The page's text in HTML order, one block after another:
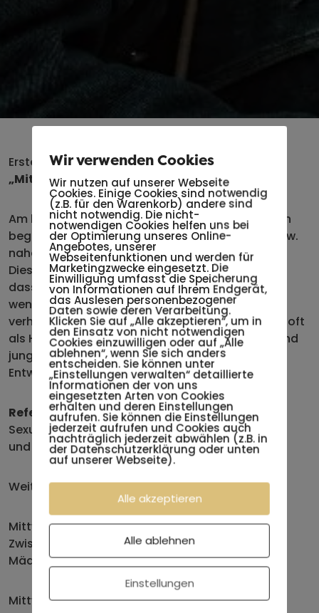
Erster Teil der 3-teiligen Vortragsreihe:
„Mit meiner Tochter durch die Pubertät“
Am langsamen Übergang zum Erwachsenwerden
beginnen junge Menschen sich von den Eltern bzw.
nahen Bezugspersonen abzugrenzen.
Diese Entwicklungsaufgabe zeigt sich oft darin,
dass Themen wie Sexualität oder Emotionalität
weniger oder gar nicht mehr mit den Eltern
verhandelt werden. Wie können Eltern mit dieser oft
als Herausforderung erlebten Phase umgehen und
junge Mädchen positiv in ihrer (sexuellen)
Entwicklung begleiten?
Referentin: Adriane Krem, MSc
Sexualpädagogin, Sexualberaterin, Dipl. Lebens-
und Sozialberaterin
Weitere Termine:
Mittwoch, 19. März 2025
Zwischen inneren und äußeren Bildern: Mein
Mädchen und seine Selbstwahrnehmung
Mittwoch, 26. März 2025
Wir verwenden Cookies
Wir nutzen auf unserer Webseite
Cookies. Einige Cookies sind notwendig
(z.B. für den Warenkorb) andere sind
nicht notwendig. Die nicht-
notwendigen Cookies helfen uns bei
der Optimierung unseres Online-
Angebotes, unserer
Webseitenfunktionen und werden für
Marketingzwecke eingesetzt. Die
Einwilligung umfasst die Speicherung
von Informationen auf Ihrem Endgerät,
das Auslesen personenbezogener
Daten sowie deren Verarbeitung.
Klicken Sie auf „Alle akzeptieren“, um in
den Einsatz von nicht notwendigen
Cookies einzuwilligen oder auf „Alle
ablehnen“, wenn Sie sich anders
entscheiden. Sie können unter
„Einstellungen verwalten“ detaillierte
Informationen der von uns
eingesetzten Arten von Cookies
erhalten und deren Einstellungen
aufrufen. Sie können die Einstellungen
jederzeit aufrufen und Cookies auch
nachträglich jederzeit abwählen (z.B. in
der Datenschutzerklärung oder unten
auf unserer Webseite).
Alle akzeptieren
Alle ablehnen
Einstellungen